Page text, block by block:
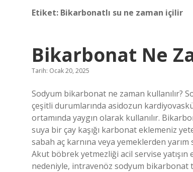
Etiket: Bikarbonatlı su ne zaman içilir
Bikarbonat Ne
Tarih: Ocak 20, 2025
Sodyum bikarbonat ne zaman kullanılır?
çeşitli durumlarında asidozun
ortamında yaygın olarak kullanılır.
suya bir çay kaşığı karbonat eklemeniz
sabah aç karnına veya yemeklerden
Akut böbrek yetmezliği acil servise
nedeniyle, intravenöz sodyum bikarbonat